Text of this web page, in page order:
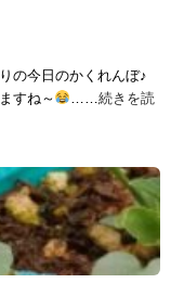
の今日のかくれんぼ♪
すね～ ……続きを読